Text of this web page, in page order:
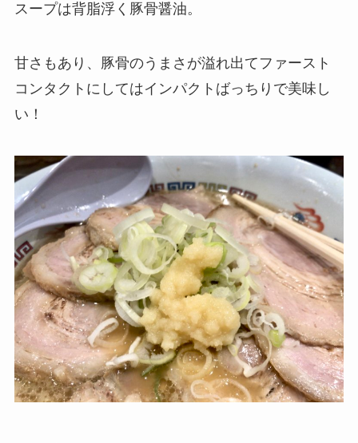
スープは背脂浮く豚骨醤油。
甘さもあり、豚骨のうまさが溢れ出てファースト
コンタクトにしてはインパクトばっちりで美味し
い！